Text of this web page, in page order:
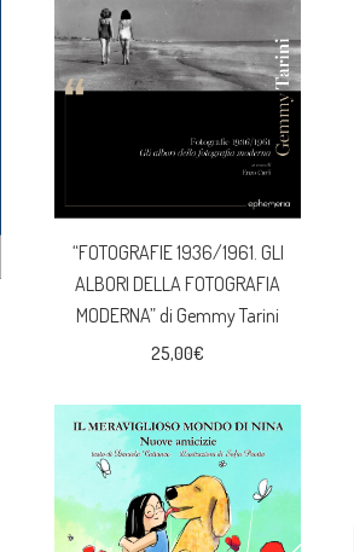
“FOTOGRAFIE 1936/1961. GLI
ALBORI DELLA FOTOGRAFIA
MODERNA” di Gemmy Tarini
25,00€